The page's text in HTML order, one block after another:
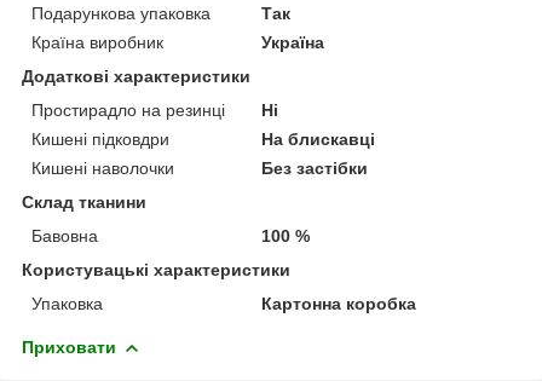
Подарункова упаковка
Так
Країна виробник
Україна
Додаткові характеристики
Простирадло на резинці
Ні
Кишені підковдри
На блискавці
Кишені наволочки
Без застібки
Склад тканини
Бавовна
100 %
Користувацькі характеристики
Упаковка
Картонна коробка
Приховати